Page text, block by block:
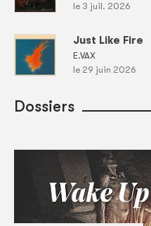
le 3 juil. 2026
Just Like Fire
E.VAX
le 29 juin 2026
Dossiers